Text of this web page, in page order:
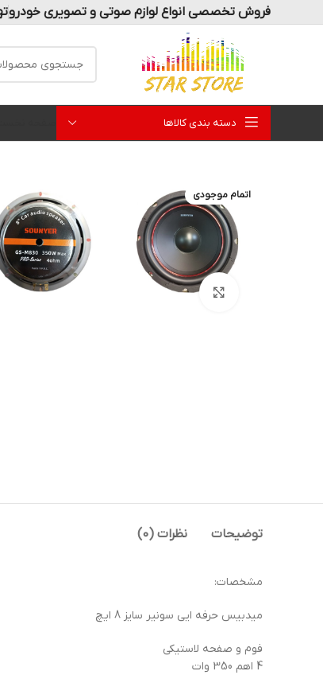
فروش تخصصی انواع لوازم صوتی و تصویری خودرو
دسته بندی کالاها
اتمام موجودی
بزرگنمایی تصویر
توضیحات نظرات (0)
مشخصات:
میدبیس حرفه ایی سونیر سایز 8 ایچ
فوم و صفحه لاستیکی
4 اهم 350 وات